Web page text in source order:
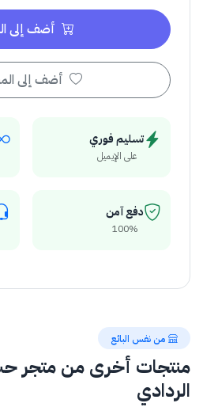
أضف إلى
أضف إلى
تسليم فوري
على الإيميل
دفع آمن
100%
من نفس البائع
منتجات أخرى من متجر
الردادي